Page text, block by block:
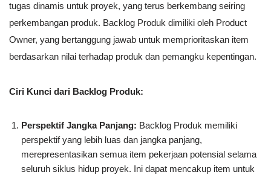
tugas dinamis untuk proyek, yang terus berkembang seiring
perkembangan produk. Backlog Produk dimiliki oleh Product
Owner, yang bertanggung jawab untuk memprioritaskan item
berdasarkan nilai terhadap produk dan pemangku kepentingan.
Ciri Kunci dari Backlog Produk:
Perspektif Jangka Panjang: Backlog Produk memiliki
perspektif yang lebih luas dan jangka panjang,
merepresentasikan semua item pekerjaan potensial selama
seluruh siklus hidup proyek. Ini dapat mencakup item untuk